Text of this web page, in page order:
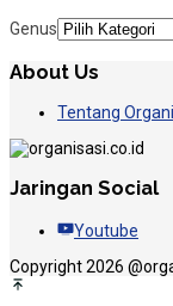
Genus
About Us
Tentang
Jaringan Social
Youtube
Copyright 2026